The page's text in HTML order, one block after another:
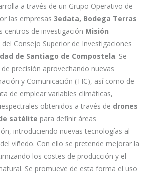
a través de un Grupo Operativo de
las empresas 3edata, Bodega Terras
centros de investigación Misión
del Consejo Superior de Investigaciones
de Santiago de Compostela. Se
precisión aprovechando nuevas
y Comunicación (TIC), así como de
de emplear variables climáticas,
obtenidos a través de drones
satélite para definir áreas
introduciendo nuevas tecnologías al
viñedo. Con ello se pretende mejorar la
los costes de producción y el
Se promueve de esta forma el uso